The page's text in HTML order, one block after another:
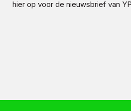
hier op voor de nieuwsbrief van